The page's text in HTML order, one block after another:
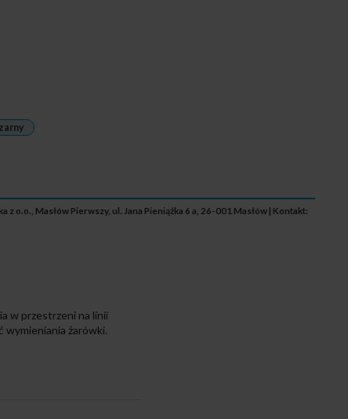
z o.o., Masłów Pierwszy, ul. Jana Pieniążka 6 a, 26-001 Masłów | Kontakt:
w przestrzeni na linii
wymieniania żarówki.